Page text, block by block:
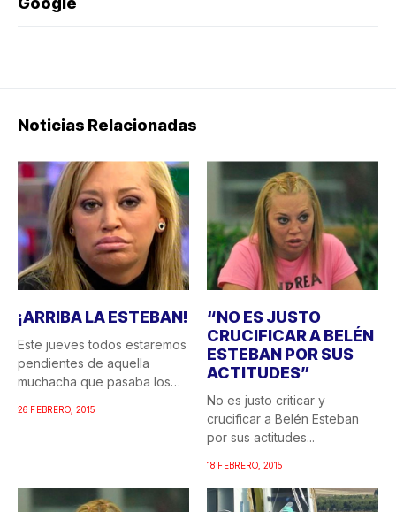
Noticias Relacionadas
¡ARRIBA LA ESTEBAN!
Este jueves todos estaremos
pendientes de aquella
muchacha que pasaba los
26 FEBRERO, 2015
“NO ES JUSTO
CRUCIFICAR A BELÉN
ESTEBAN POR SUS
ACTITUDES”
No es justo criticar y
crucificar a Belén Esteban
por sus actitudes...
18 FEBRERO, 2015